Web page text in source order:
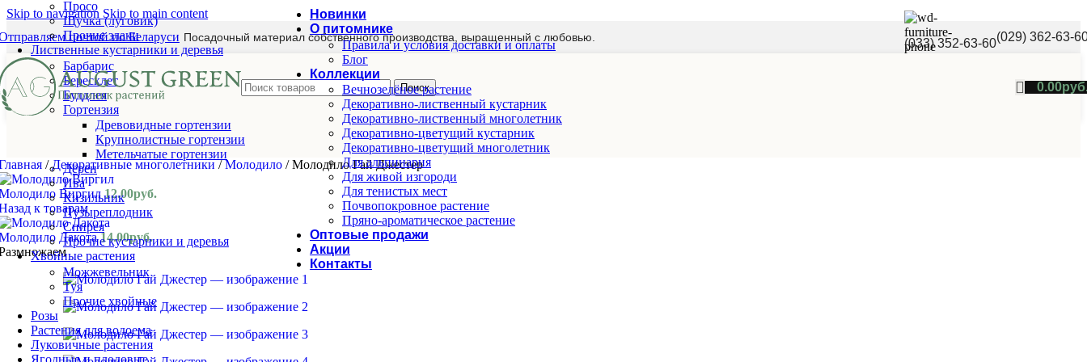
Skip to navigation Skip to main content
почтой по Беларуси Посадочный материал собственного производства, выращенный с любовью. (033) 352-63-60(029) 362-63-
Поиск 0.00
Просо
Щучка (луговик)
Прочие злаки
Лиственные кустарники и деревья
Барбарис
Бересклет
Буддлея
Гортензия
Древовидные гортензии
Крупнолистные гортензии
Метельчатые гортензии
Дёрен
Ива
Кизильник
Пузыреплодник
Спирея
Прочие кустарники и деревья
Хвойные растения
Можжевельник
Туя
Прочие хвойные
Розы
Растения для водоема
Луковичные растения
Ягодные и плодовые
Новинки
О питомнике
Правила и условия доставки и оплаты
Блог
Коллекции
Вечнозелёное растение
Декоративно-лиственный кустарник
Декоративно-лиственный многолетник
Декоративно-цветущий кустарник
Декоративно-цветущий многолетник
Для альпинария
Для живой изгороди
Для тенистых мест
Почвопокровное растение
Пряно-ароматическое растение
Оптовые продажи
Акции
Контакты
/ Декоративные многолетники/ Молодило / Молодило Гай Джестер
Виргил12.00руб.
к товарам
Дакота14.00руб.